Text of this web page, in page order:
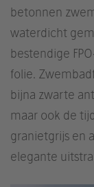
betonnen
waterdicht
bestendige
folie.
bijna zwarte
maar ook de
granietgrijs en
elegante